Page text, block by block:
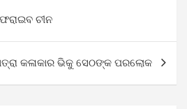
ଚୀନ
କଳାକାର ଭିକୁ ସେଠଙ୍କ ପରଲୋକ